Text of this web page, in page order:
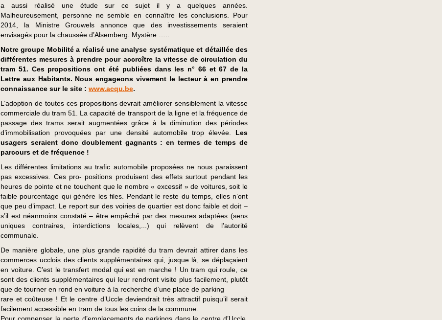
a aussi réalisé une étude sur ce sujet il y a quelques années.
Malheureusement, personne ne semble en connaître les conclusions. Pour
2014, la Ministre Grouwels annonce que des investissements seraient
envisagés pour la chaussée d’Alsemberg. Mystère …..
Notre groupe Mobilité a réalisé une analyse systématique et détaillée des
différentes mesures à prendre pour accroître la vitesse de circulation du
tram 51. Ces propositions ont été publiées dans les n° 66 et 67 de la
Lettre aux Habitants. Nous engageons vivement le lecteur à en prendre
connaissance sur le site : www.acqu.be.
L’adoption de toutes ces propositions devrait améliorer sensiblement la vitesse
commerciale du tram 51. La capacité de transport de la ligne et la fréquence de
passage des trams serait augmentées grâce à la diminution des périodes
d’immobilisation provoquées par une densité automobile trop élevée. Les
usagers seraient donc doublement gagnants : en termes de temps de
parcours et de fréquence !
Les différentes limitations au trafic automobile proposées ne nous paraissent
pas excessives. Ces pro- positions produisent des effets surtout pendant les
heures de pointe et ne touchent que le nombre « excessif » de voitures, soit le
faible pourcentage qui génère les files. Pendant le reste du temps, elles n’ont
que peu d’impact. Le report sur des voiries de quartier est donc faible et doit –
s’il est néanmoins constaté – être empêché par des mesures adaptées (sens
uniques contraires, interdictions locales,...) qui relèvent de l’autorité
communale.
De manière globale, une plus grande rapidité du tram devrait attirer dans les
commerces ucclois des clients supplémentaires qui, jusque là, se déplaçaient
en voiture. C’est le transfert modal qui est en marche ! Un tram qui roule, ce
sont des clients supplémentaires qui leur rendront visite plus facilement, plutôt
que de tourner en rond en voiture à la recherche d’une place de parking
rare et coûteuse ! Et le centre d’Uccle deviendrait très attractif puisqu’il serait
facilement accessible en tram de tous les coins de la commune.